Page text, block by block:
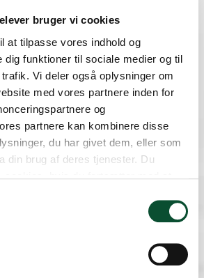
bruger vi cookies
at tilpasse vores indhold og
dig funktioner til sociale medier og til
Vi deler også oplysninger om
med vores partnere inden for
og
partnere kan kombinere disse
du har givet dem, eller som
din brug af deres tjenester. Du